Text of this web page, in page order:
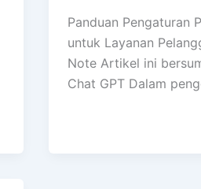
Panduan Pengaturan
untuk Layanan
Note Artikel ini
Chat GPT Dalam